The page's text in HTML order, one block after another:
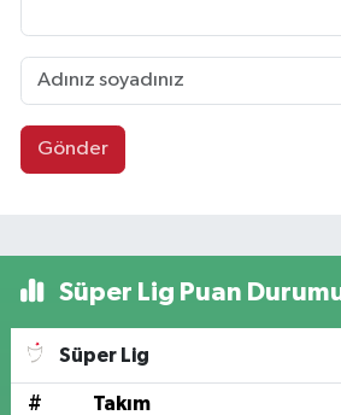
Gönder
Süper Lig Puan
Süper Lig
# Takım